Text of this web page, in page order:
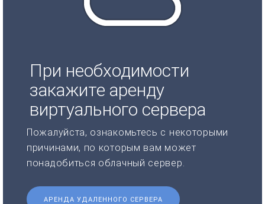
При необходимости
закажите аренду
виртуального сервера
Пожалуйста, ознакомьтесь с некоторыми
причинами, по которым вам может
понадобиться облачный сервер.
АРЕНДА УДАЛЕННОГО СЕРВЕРА